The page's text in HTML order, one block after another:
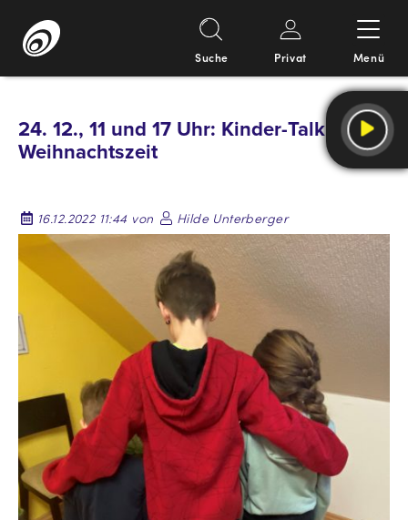
Inhalt
Suche Privat Menü
24. 12., 11 und 17 Uhr: Kinder-Talk zur
Weihnachtszeit
16.12.2022 11:44 von Hilde Unterberger